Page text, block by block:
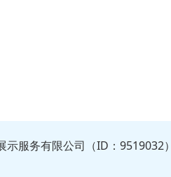
服务有限公司（ID：9519032）